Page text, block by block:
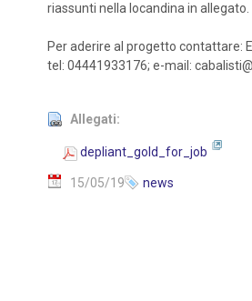
riassunti nella locandina in allegato.
Per aderire al progetto contattare:
tel: 04441933176; e-mail:
Allegati:
depliant_gold_for_job
15/05/19 news